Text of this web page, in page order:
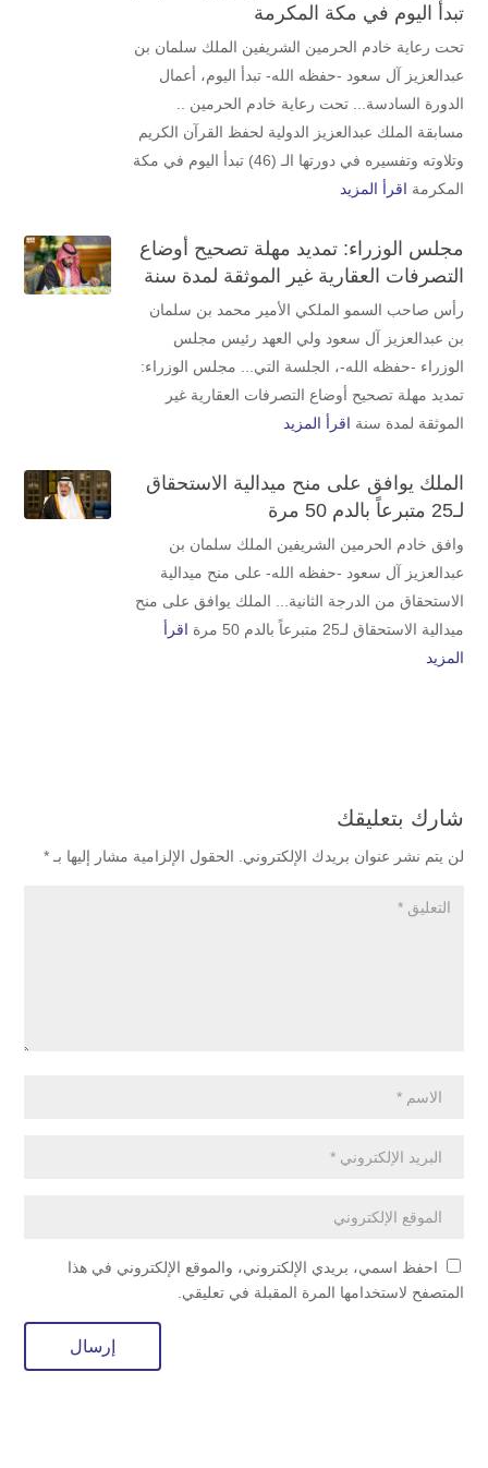
تبدأ اليوم في مكة المكرمة
تحت رعاية خادم الحرمين الشريفين الملك سلمان بن
عبدالعزيز آل سعود -حفظه الله- تبدأ اليوم، أعمال
الدورة السادسة... تحت رعاية خادم الحرمين ..
مسابقة الملك عبدالعزيز الدولية لحفظ القرآن الكريم
وتلاوته وتفسيره في دورتها الـ (46) تبدأ اليوم في مكة
المكرمة اقرأ المزيد
مجلس الوزراء: تمديد مهلة تصحيح أوضاع
التصرفات العقارية غير الموثقة لمدة سنة
رأس صاحب السمو الملكي الأمير محمد بن سلمان
بن عبدالعزيز آل سعود ولي العهد رئيس مجلس
الوزراء -حفظه الله-، الجلسة التي... مجلس الوزراء:
تمديد مهلة تصحيح أوضاع التصرفات العقارية غير
الموثقة لمدة سنة اقرأ المزيد
الملك يوافق على منح ميدالية الاستحقاق
لـ25 متبرعاً بالدم 50 مرة
وافق خادم الحرمين الشريفين الملك سلمان بن
عبدالعزيز آل سعود -حفظه الله- على منح ميدالية
الاستحقاق من الدرجة الثانية... الملك يوافق على منح
ميدالية الاستحقاق لـ25 متبرعاً بالدم 50 مرة
اقرأ
المزيد
شارك بتعليقك
لن يتم نشر عنوان بريدك الإلكتروني. الحقول الإلزامية مشار إليها بـ *
احفظ اسمي، بريدي الإلكتروني، والموقع الإلكتروني في هذا
المتصفح لاستخدامها المرة المقبلة في تعليقي.